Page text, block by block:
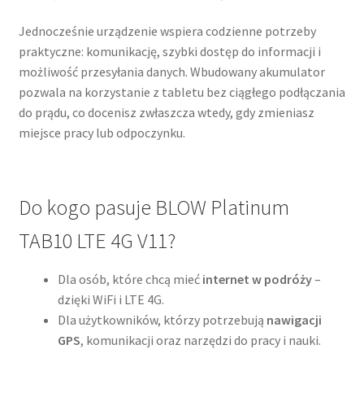
Jednocześnie urządzenie wspiera codzienne potrzeby
praktyczne: komunikację, szybki dostęp do informacji i
możliwość przesyłania danych. Wbudowany akumulator
pozwala na korzystanie z tabletu bez ciągłego podłączania
do prądu, co docenisz zwłaszcza wtedy, gdy zmieniasz
miejsce pracy lub odpoczynku.
Do kogo pasuje BLOW Platinum
TAB10 LTE 4G V11?
Dla osób, które chcą mieć internet w podróży–
dzięki WiFi i LTE 4G.
Dla użytkowników, którzy potrzebują nawigacji
GPS, komunikacji oraz narzędzi do pracy i nauki.